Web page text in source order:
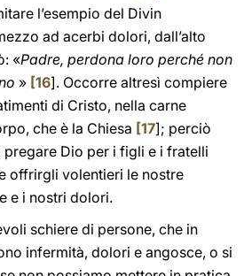
l’esempio del Divin
ad acerbi dolori, dall’alto
«Padre, perdona loro perché non
» [16]. Occorre altresì compiere
di Cristo, nella carne
che è la Chiesa [17]; perciò
Dio per i figli e i fratelli
offrirgli volentieri le nostre
e i nostri dolori.
schiere di persone, che in
infermità, dolori e angosce, o si